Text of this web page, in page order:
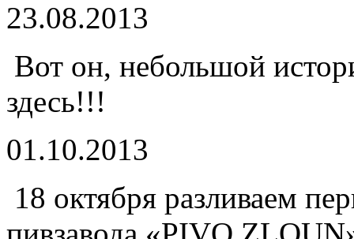
23.08.2013
Вот он, небольшой
здесь!!!
01.10.2013
18 октября разливаем